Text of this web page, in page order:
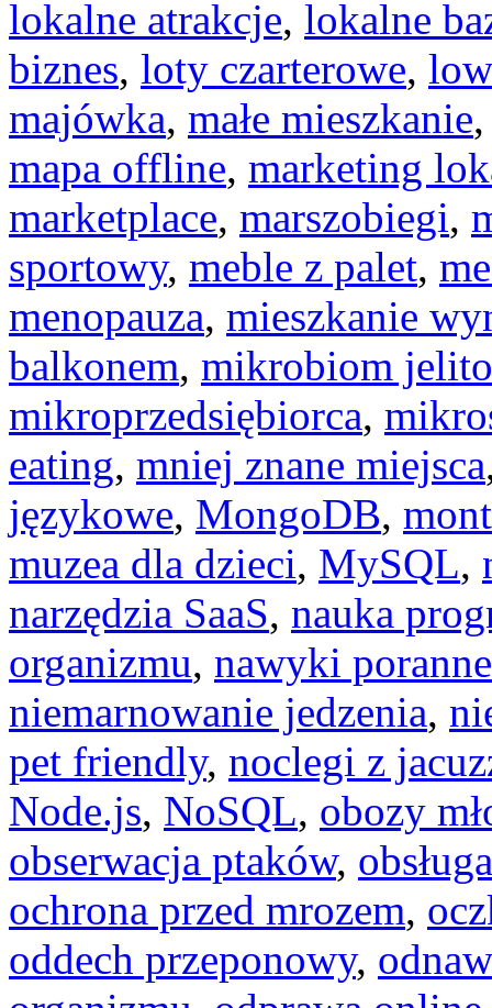
lokalne atrakcje, lokalne
biznes, loty czarterowe,
majówka, małe mieszkanie
mapa offline, marketing
marketplace, marszobiegi,
sportowy, meble z palet,
menopauza, mieszkanie
balkonem, mikrobiom
mikroprzedsiębiorca,
eating, mniej znane miejsca
językowe, MongoDB,
muzea dla dzieci, MySQL,
narzędzia SaaS, nauka
organizmu, nawyki poranne
niemarnowanie jedzenia,
pet friendly, noclegi z
Node.js, NoSQL, obozy
obserwacja ptaków,
ochrona przed mrozem,
oddech przeponowy,